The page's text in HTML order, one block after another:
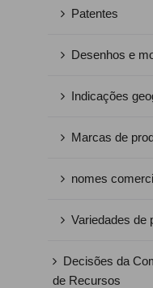
Patentes
Desenhos e
Indicações
Marcas de
nomes
Variedades de
Decisões da
de Recursos